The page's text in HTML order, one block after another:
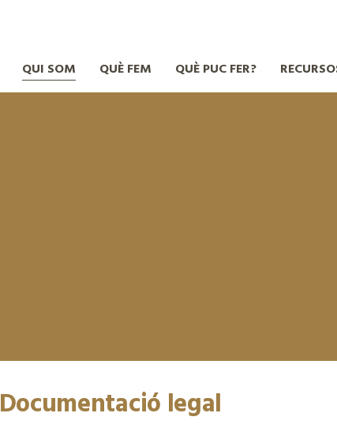
QUI SOM QUÈ FEM QUÈ PUC FER?
Documentació legal